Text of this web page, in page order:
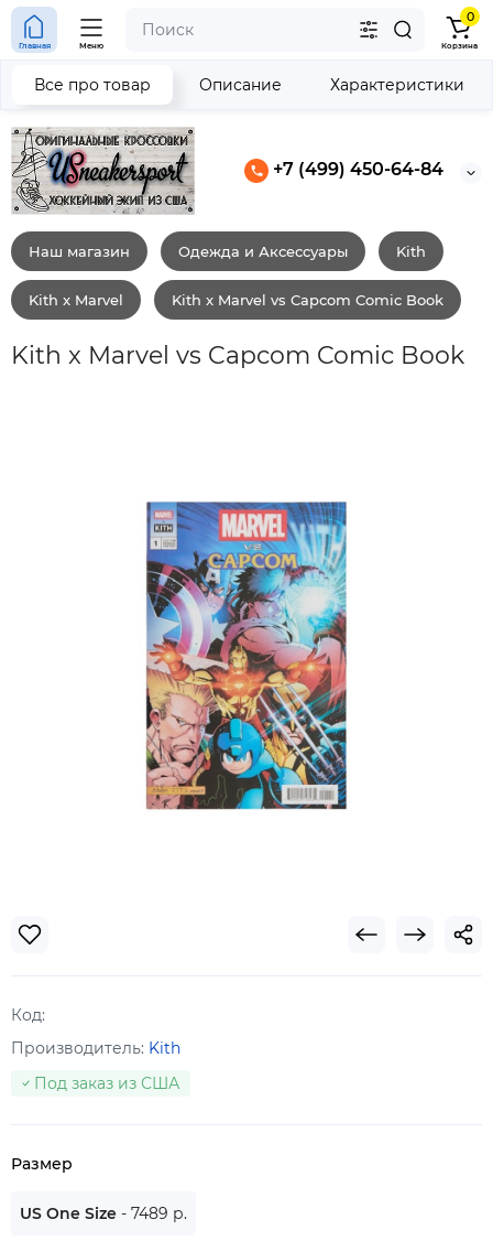
+7 (499) 450-64-84
Главная Меню
0
Корзина
Наш магазин Одежда и Аксессуары Kith
Kith x Marvel Kith x Marvel vs Capcom Comic Book
Kith x Marvel vs Capcom Comic Book
Все про товар Описание Характеристики
Код:
Производитель: Kith
Под заказ из США
Размер
US One Size - 7489 р.